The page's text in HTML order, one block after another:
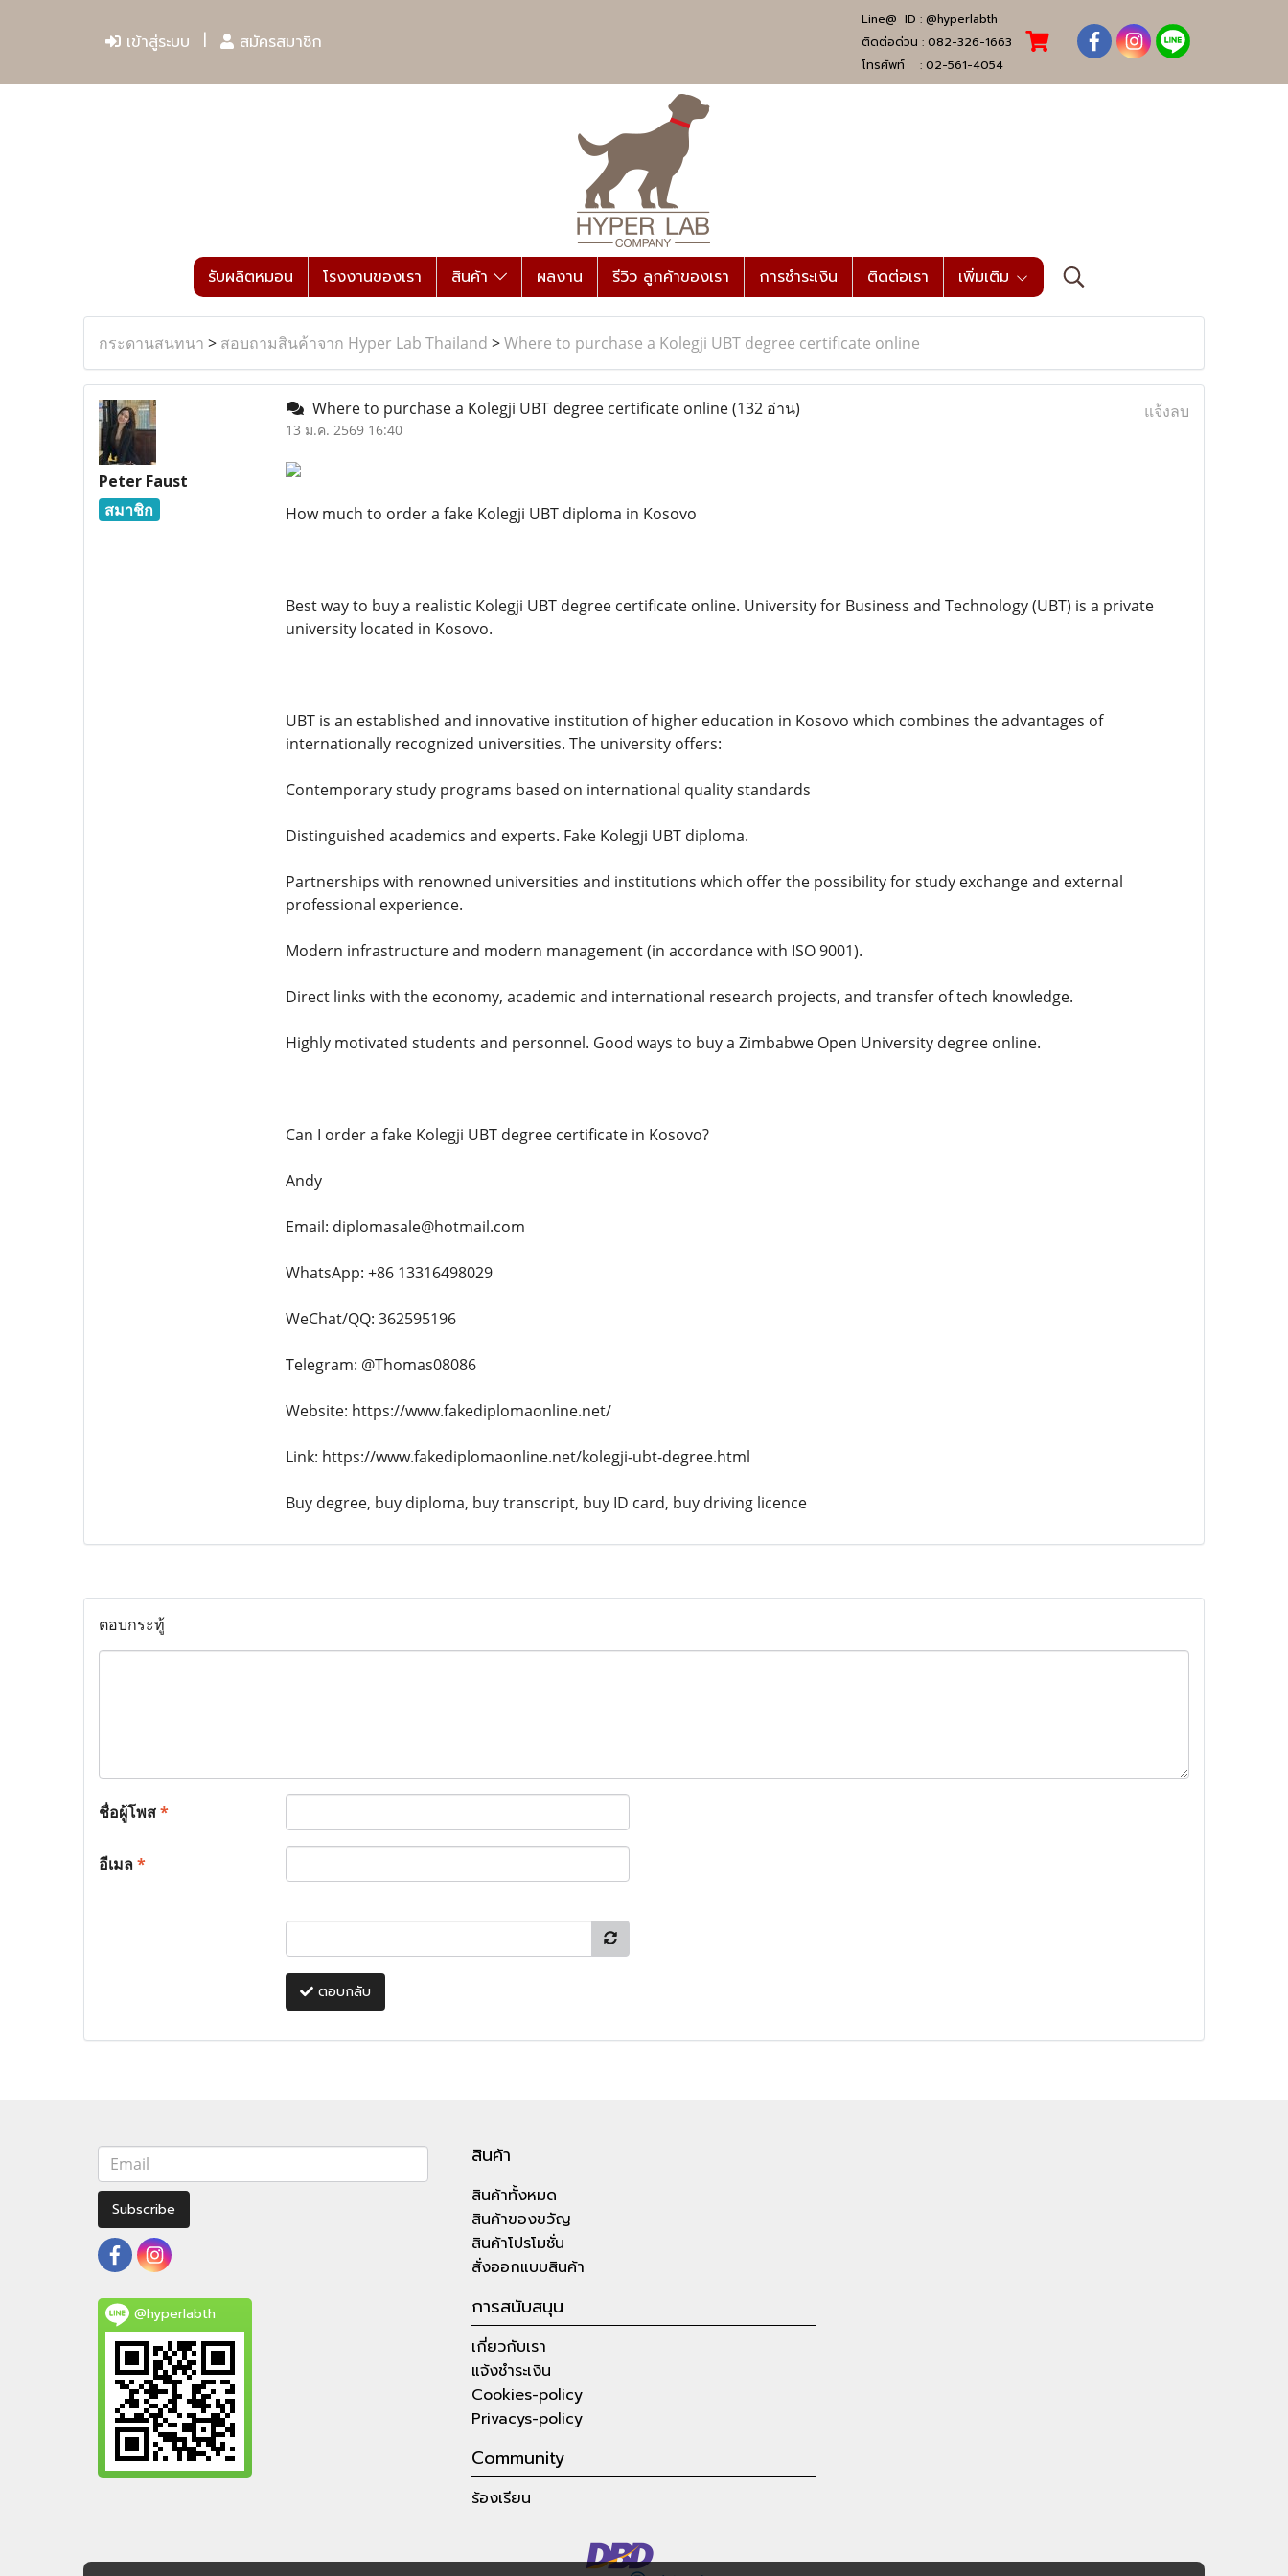
เข้าสู่ระบบ สมัครสมาชิก
Line@ ID : @hyperlabth
ติดต่อด่วน : 082-326-1663
โทรศัพท์ : 02-561-4054
รับผลิตหมอน โรงงานของเรา สินค้า ผลงาน รีวิว ลูกค้าของเรา การชำระเงิน ติดต่อเรา เพิ่มเติม
กระดานสนทนา > สอบถามสินค้าจาก Hyper Lab Thailand >Where to purchase a Kolegji UBT degree certificate online
Peter Faust
สมาชิก
Where to purchase a Kolegji UBT degree certificate online(132 อ่าน)
13 ม.ค. 2569 16:40
แจ้งลบ
How much to order a fake Kolegji UBT diploma in Kosovo
Best way to buy a realistic Kolegji UBT degree certificate online. University for Business and Technology (UBT) is a private
university located in Kosovo.
UBT is an established and innovative institution of higher education in Kosovo which combines the advantages of
internationally recognized universities. The university offers:
Contemporary study programs based on international quality standards
Distinguished academics and experts. Fake Kolegji UBT diploma.
Partnerships with renowned universities and institutions which offer the possibility for study exchange and external
professional experience.
Modern infrastructure and modern management (in accordance with ISO 9001).
Direct links with the economy, academic and international research projects, and transfer of tech knowledge.
Highly motivated students and personnel. Good ways to buy a Zimbabwe Open University degree online.
Can I order a fake Kolegji UBT degree certificate in Kosovo?
Andy
Email: diplomasale@hotmail.com
WhatsApp: +86 13316498029
WeChat/QQ: 362595196
Telegram: @Thomas08086
Website: https://www.fakediplomaonline.net/
Link: https://www.fakediplomaonline.net/kolegji-ubt-degree.html
Buy degree, buy diploma, buy transcript, buy ID card, buy driving licence
ตอบกระทู้
ชื่อผู้โพส*
อีเมล*
ตอบกลับ
Subscribe
@hyperlabth
สินค้า
สินค้าทั้งหมด
สินค้าของขวัญ
สินค้าโปรโมชั่น
สั่งออกแบบสินค้า
การสนับสนุน
เกี่ยวกับเรา
แจ้งชำระเงิน
Cookies-policy
Privacys-policy
Community
ร้องเรียน